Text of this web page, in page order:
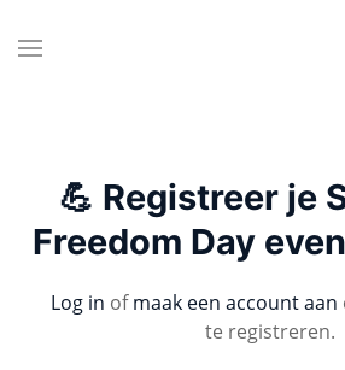
💪 Registreer je
Freedom Day
Log in ofmaak een account aan
te registreren.